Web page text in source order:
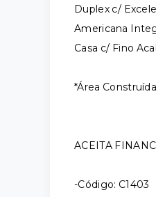
Duplex c/
Americana
Casa c/ Fino
*Área
ACEITA
-Código: C1403